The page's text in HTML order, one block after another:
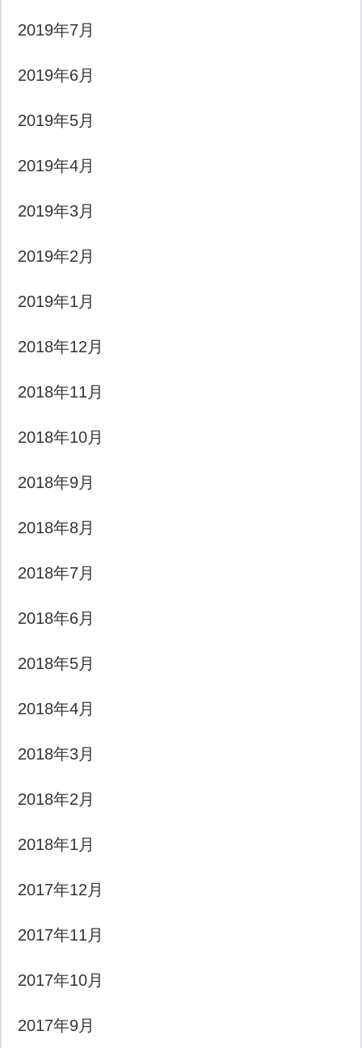
2019年7月
2019年6月
2019年5月
2019年4月
2019年3月
2019年2月
2019年1月
2018年12月
2018年11月
2018年10月
2018年9月
2018年8月
2018年7月
2018年6月
2018年5月
2018年4月
2018年3月
2018年2月
2018年1月
2017年12月
2017年11月
2017年10月
2017年9月